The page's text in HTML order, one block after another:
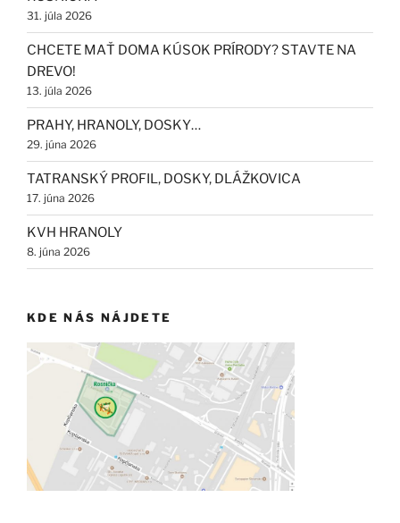
31. júla 2026
CHCETE MAŤ DOMA KÚSOK PRÍRODY? STAVTE NA
DREVO!
13. júla 2026
PRAHY, HRANOLY, DOSKY…
29. júna 2026
TATRANSKÝ PROFIL, DOSKY, DLÁŽKOVICA
17. júna 2026
KVH HRANOLY
8. júna 2026
KDE NÁS NÁJDETE